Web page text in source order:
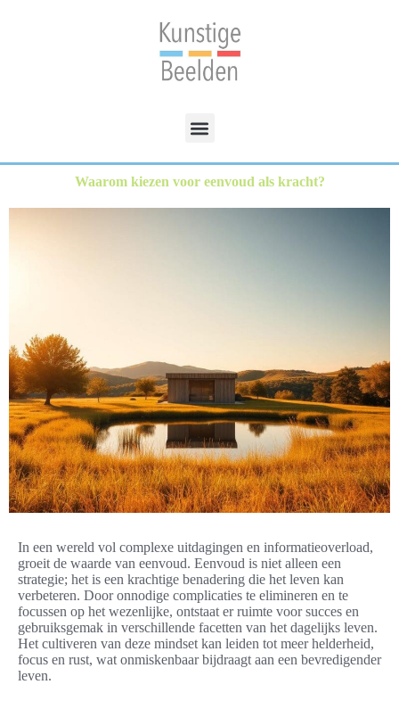
Waarom kiezen voor eenvoud als kracht?
In een wereld vol complexe uitdagingen en informatieoverload,
groeit de waarde van eenvoud. Eenvoud is niet alleen een
strategie; het is een krachtige benadering die het leven kan
verbeteren. Door onnodige complicaties te elimineren en te
focussen op het wezenlijke, ontstaat er ruimte voor succes en
gebruiksgemak in verschillende facetten van het dagelijks leven.
Het cultiveren van deze mindset kan leiden tot meer helderheid,
focus en rust, wat onmiskenbaar bijdraagt aan een bevredigender
leven.